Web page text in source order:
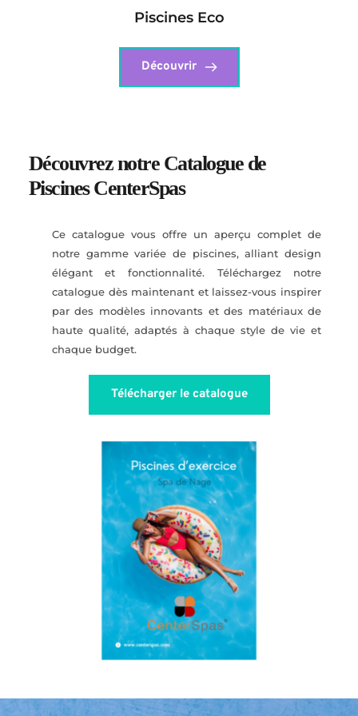
Piscines Eco
Découvrir
Découvrez notre Catalogue de
Piscines CenterSpas
Ce catalogue vous offre un aperçu complet de
notre gamme variée de piscines, alliant design
élégant et fonctionnalité. Téléchargez notre
catalogue dès maintenant et laissez-vous inspirer
par des modèles innovants et des matériaux de
haute qualité, adaptés à chaque style de vie et
chaque budget.
Télécharger le catalogue